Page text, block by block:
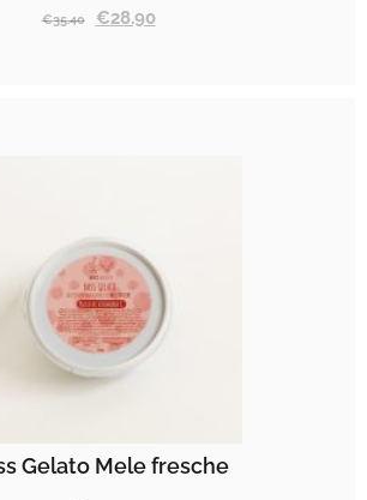
€35.40 €28.90
Gelato Mele fresche